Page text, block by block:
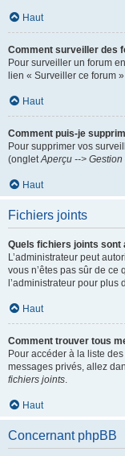
Haut
Comment surveiller des
Pour surveiller un forum
lien « Surveiller ce forum
Haut
Comment puis-je
Pour supprimer vos
(ongletAperçu -->
Haut
Fichiers joints
Quels fichiers joints
L’administrateur peut
vous n’êtes pas sûr de ce
l’administrateur pour plus
Haut
Comment trouver tous
Pour accéder à la liste
messages privés, allez
fichiers joints.
Haut
Concernant phpBB